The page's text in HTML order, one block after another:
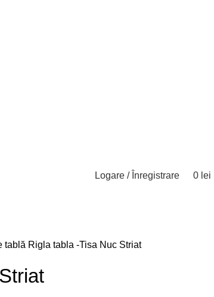
Logare / Înregistrare 0 lei
tablă Rigla tabla -Tisa Nuc Striat